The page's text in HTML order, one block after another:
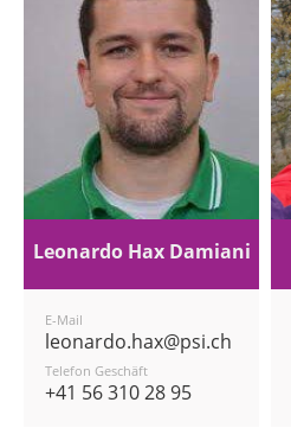
Leonardo Hax Damiani
E-Mail
leonardo.hax@psi.ch
Telefon Geschäft
+41 56 310 28 95